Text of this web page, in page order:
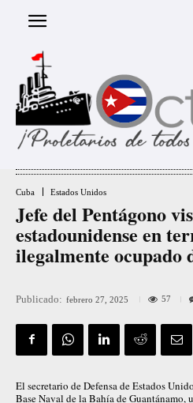
Cuba Estados Unidos
Jefe del Pentágono
estadounidense en
ilegalmente ocupado
Publicado: febrero 27, 2025 57
El secretario de Defensa de Estados
Base Naval de la Bahía de